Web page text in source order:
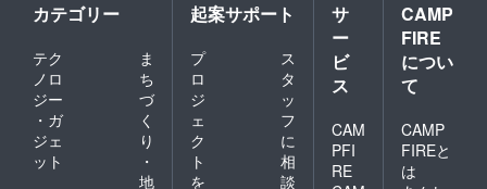
カテゴリー
テク
ノロ
ジー
・ガ
ジェ
ット
ま
ち
づ
く
り
・
地
起案サポート
プ
ロ
ジ
ェ
ク
ト
を
ス
タ
ッ
フ
に
相
談
サ
ー
ビ
ス
CAM
PFI
RE
CAMP
FIRE
につい
て
CAMP
FIREと
は